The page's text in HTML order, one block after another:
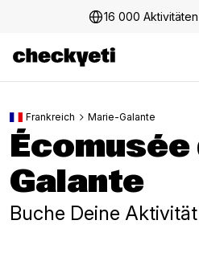
16 000
Frankreich Marie-Galante
Galante
Buche Deine Aktivität